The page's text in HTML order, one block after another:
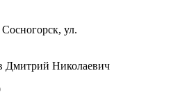
Сосногорск, ул.
Дмитрий Николаевич